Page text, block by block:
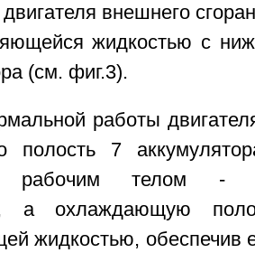
внешнего
жидкостью с
(см. фиг.3).
работы
полость 7
рабочим телом -
а охлаждающую
жидкостью, обеспечив